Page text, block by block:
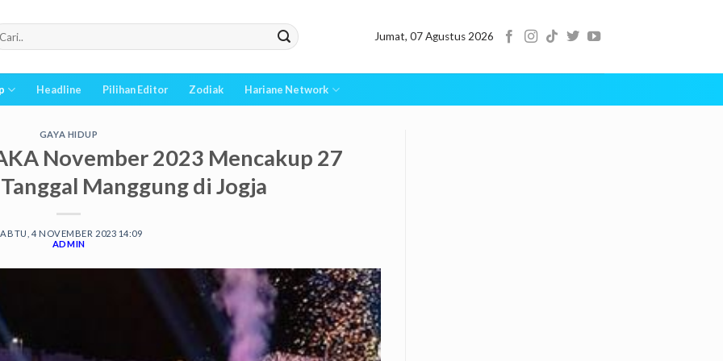
Jumat, 07 Agustus 2026
Headline Pilihan Editor Zodiak Hariane Network
GAYA HIDUP
November 2023 Mencakup 27
Manggung di Jogja
4 NOVEMBER 2023 14:09
ADMIN